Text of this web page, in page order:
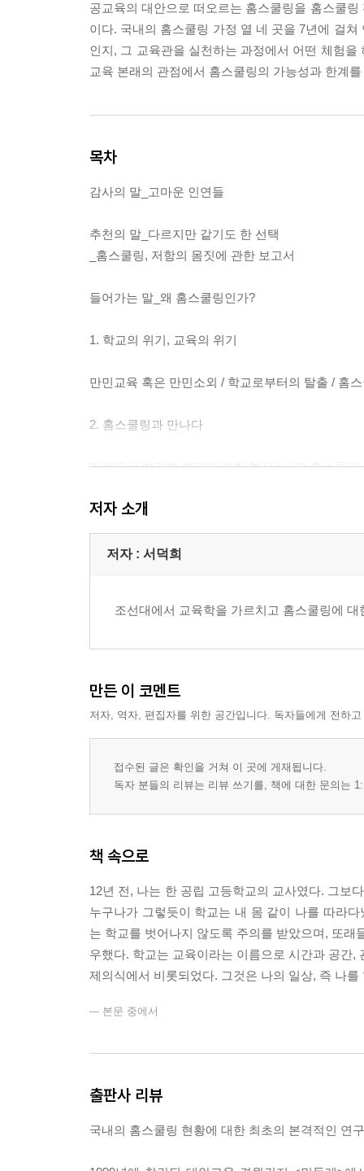
공교육의 대안으로 떠오르는 홈스쿨링을 홈스쿨
이다. 국내의 홈스쿨링 가정 열 네 곳을 7년에 걸
인지, 그 교육관을 실천하는 과정에서 어떤 체험
교육 본래의 관점에서 홈스쿨링의 가능성과 한계
목차
감사의 말_고마운 인연들
추천의 말_다르지만 같기도 한 선택
_홈스쿨링, 저항의 몸짓에 관한 보고서
들어가는 말_왜 홈스쿨링인가?
1. 학교의 위기, 교육의 위기
만민교육 혹은 만민소외 / 학교로부터의 탈출 / 홈
2. 홈스쿨링과 만나다
가정에서 발견한 학교의 체험 형식 / 나와 홈스쿨러
담론과 체험 / 배치_체험 형식을 분석하는 개념적
문화와 교육_배치를 해석하는 두 형식 / 연구_찾고
구름이네_공동체 속의 자율 / 슬기네_자기 알기 /
그 밖의 가족들
2. 홈스쿨링 가족의 특징과 유형
2장 홈스쿨링의 두 갈래 길
1. 시간
여유_몰입과 백수생활 / 불안_허송세월과 제 때
2. 공간
유목_벽이 없는 공간과 생각을 입은 공간 / 단절_
초월_소통하기와 장막 걷기 / 고립_흑백논리와 자
저자 소개
저자 : 서덕희
조선대에서 교육학을 가르치고 홈스쿨링에 대
만든 이 코멘트
저자, 역자, 편집자를 위한 공간입니다. 독자들에게 전하
접수된 글은 확인을 거쳐 이 곳에 게재됩니다.
독자 분들의 리뷰는 리뷰 쓰기를, 책에 대한 문의는
책 속으로
12년 전, 나는 한 공립 고등학교의 교사였다. 그보
누구나가 그렇듯이 학교는 내 몸 같이 나를 따라
는 학교를 벗어나지 않도록 주의를 받았으며, 또
우했다. 학교는 교육이라는 이름으로 시간과 공간
제의식에서 비롯되었다. 그것은 나의 일상, 즉 나
--- 본문 중에서
출판사 리뷰
국내의 홈스쿨링 현황에 대한 최초의 본격적인 연